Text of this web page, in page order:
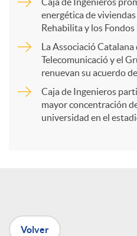
n
energética de
Rehabilita y los
La Associació Catalana
Telecomunicació y el
renuevan su acuerdo
Caja de Ingenieros
mayor concentración
universidad en el
Volver